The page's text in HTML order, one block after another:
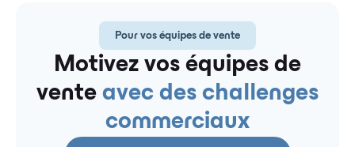
Pour vos équipes de vente
Motivez vos équipes de
vente avec des challenges
commerciaux